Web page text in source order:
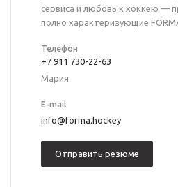
сервиса и любовь к хоккею —
полно характеризующие
Телефон
+7 911 730-22-63
Мария
E-mail
info@forma.hockey
Отправить резюме